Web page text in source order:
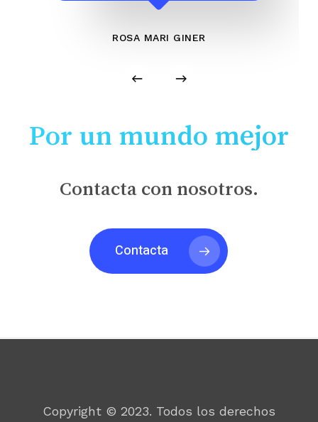
ROSA MARI GINER
Por un mundo mejor
Contacta con nosotros.
Contacta
Copyright © 2023. Todos los derechos